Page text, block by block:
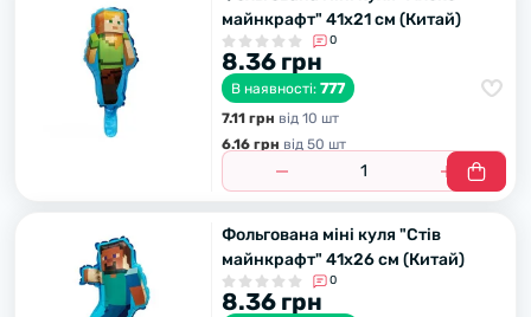
майнкрафт" 41х21 см (Китай)
0
8.36 грн
В наявності: 777
7.11 грн вiд 10 шт
6.16 грн вiд 50 шт
Фольгована міні куля "Стів
майнкрафт" 41х26 см (Китай)
0
8.36 грн